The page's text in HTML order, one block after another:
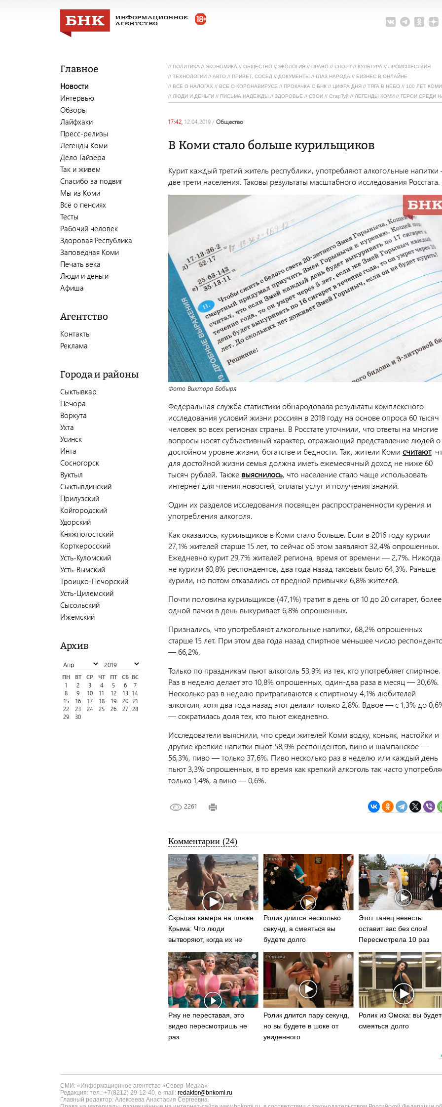
Главное
Новости
Интервью
Обзоры
Лайфхаки
Пресс-релизы
Легенды Коми
Дело Гайзера
Так и живем
Спасибо за подвиг
Мы из Коми
Всё о пенсиях
Тесты
Рабочий человек
Здоровая Республика
Заповедная Коми
Печать века
Люди и деньги
Афиша
Агентство
Контакты
Реклама
Города и районы
Сыктывкар
Печора
Воркута
Ухта
Усинск
Инта
Сосногорск
Вуктыл
Сыктывдинский
Прилузский
Койгородский
Удорский
Княжпогостский
Корткеросский
Усть-Куломский
Усть-Вымский
Троицко-Печорский
Усть-Цилемский
Сысольский
Ижемский
Архив
ПН ВТ СР ЧТ ПТ СБ ВС
1
2 3 4 5 6
7
8
9 10 11 12 13 14
15
16 17 18 19 20 21
22
23 24 25 26 27 28
29
30
// ПОЛИТИКА // ЭКОНОМИКА // ОБЩЕСТВО // ЭКОЛОГИЯ // ПРАВО // СПОРТ // КУЛЬТУРА // ПРОИСШЕСТВИЯ
// ТЕХНОЛОГИИ // АВТО // ПРИВЕТ, СОСЕД // ДОКУМЕНТЫ // ГЛАЗ НАРОДА // БИЗНЕС В ОНЛАЙНЕ
// ВСЕ О НАЛОГАХ // ВСЕ О КОРОНАВИРУСЕ // ПРОКАЧКА С БНК // ЦИФРА ДНЯ // ТЯГА В НЕБО // 100 ЛЕТ КОМИ
// ЛЮДИ И ДЕНЬГИ // ПИСЬМА НАДЕЖДЫ // ЗДОРОВЬЕ // СВОИ // СтарТуй // ЛЕГЕНДЫ КОМИ // ГЕРОИ СРЕДИ
17:42, 12.04.2019 / общество
В Коми стало больше курильщиков
Курит каждый третий житель республики, употребляют алкогольные
две трети населения. Таковы результаты масштабного исследования Росстата.
Фото Виктора Бобыря
Федеральная служба статистики обнародовала результаты комплексного
исследования условий жизни россиян в 2018 году на основе опроса 60 тысяч
человек во всех регионах страны. В Росстате уточнили, что ответы на многие
вопросы носят субъективный характер, отражающий представление людей о
достойном уровне жизни, богатстве и бедности. Так, жители Коми считают,
для достойной жизни семья должна иметь ежемесячный доход не ниже 60
тысяч рублей. Также выяснилось, что население стало чаще использовать
интернет для чтения новостей, оплаты услуг и получения знаний.
Один их разделов исследования посвящен распространенности курения и
употребления алкоголя.
Как оказалось, курильщиков в Коми стало больше. Если в 2016 году курили
27,1% жителей старше 15 лет, то сейчас об этом заявляют 32,4% опрошенных.
Ежедневно курит 29,7% жителей региона, время от времени — 2,7%. Никогда
не курили 60,8% респондентов, два года назад таковых было 64,3%. Раньше
курили, но потом отказались от вредной привычки 6,8% жителей.
Почти половина курильщиков (47,1%) тратит в день от 10 до 20 сигарет, более
одной пачки в день выкуривает 6,8% опрошенных.
Признались, что употребляют алкогольные напитки, 68,2% опрошенных
старше 15 лет. При этом два года назад спиртное меньшее число
— 66,2%.
Только по праздникам пьют алкоголь 53,9% из тех, кто употребляет спиртное.
Раз в неделю делает это 10,8% опрошенных, один-два раза в месяц — 30,6%.
Несколько раз в неделю притрагиваются к спиртному 4,1% любителей
алкоголя, хотя два года назад этот делали только 2,8%. Вдвое — с 1,3% до
— сократилась доля тех, кто пьют ежедневно.
Исследователи выяснили, что среди жителей Коми водку, коньяк, настойки и
другие крепкие напитки пьют 58,9% респондентов, вино и шампанское —
56,3%, пиво — только 37,6%. Пиво несколько раз в неделю или каждый день
пьют 3,3% опрошенных, в то время как крепкий алкоголь так часто
только 1,4%, а вино — 0,6%.
2261
Комментарии (24)
i
Скрытая камера на пляже
Крыма: Что люди
вытворяют, когда их не
видят...
i
Ролик длится несколько
секунд, а смеяться вы
будете долго
Этот танец невесты
оставит вас без слов!
Пересмотрела 10 раз
i
Ржу не переставая, это
видео пересмотришь не
раз
i
Ролик длится пару секунд,
но вы будете в шоке от
увиденного
Ролик из Омска: вы
смеяться долго
СМИ: «Информационное агентство «Север-Медиа»
Редакция: тел.: +7(8212) 29-12-40, e-mail: redaktor@bnkomi.ru
Главный редактор: Алексеева Анастасия Сергеевна.